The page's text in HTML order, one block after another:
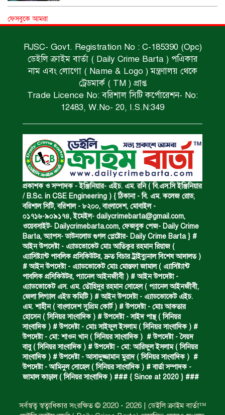
সড়ক দুর্ঘটনায় বাসচাপায় মৃত্যুর ঘটনা।
বিজিবি’র অভিযানে ইয়াবা জব্দ।
অপহৃত রোহিঙ্গা উদ্ধার।
পানিতে ডুবে এক ছাত্রের মৃত্যু।
ঝুলন্ত মরদেহ উদ্ধার।
অবৈধ ঘের নির্মাণে আটক।
একজন সড়ক দুর্ঘটনায় নিহত ও দুইজন আহত।
ডাকাত দলের সদস্য গ্রেফতার।
ঝুলন্ত মরদেহ উদ্ধার।
ফেসবুকে আমরা
RJSC- Govt. Registration No : C-185390 (Opc)
ডেইলি ক্রাইম বার্তা ( Daily Crime Barta ) পএিকার
নাম এবং লোগো ( Name & Logo ) মন্ত্রণালয় থেকে
ট্রেডমার্ক ( TM ) প্রাপ্ত
Trade Licence No: বরিশাল সিটি কর্পোরেশন- No:
12483, W.No- 20, I.S.N:349
প্রকাশক ও সম্পাদক - ইঞ্জিনিয়ার- এইচ. এম. রনি ( বি.এস.সি ইঞ্জিনিয়ার
/ B.Sc. in CSE Engineering ) { ঠিকানা - বি. এম. কলেজ রোড,
বরিশাল সিটি, বরিশাল - ৮২০০, বাংলাদেশ, মোবাইল -
০১৭১৬-৯০৯১৭৪, ইমেইল- dailycrimebarta@gmail.com,
ওয়েবসাইট- Dailycrimebarta.com, ফেজবুক পেজ- Daily Crime
Barta, অ‍্যাপস- ডাউনলোড গুগল প্লেষ্টোর- Daily Crime Barta } #
আইন উপদেষ্টা - এ্যাডভোকেট মোঃ আতিকুর রহমান রিয়াজ (
এ‍্যাসিষ্ট‍্যান্ট পাবলিক প্রসিকিউটর, দ্রুত বিচার ট্রাইব্যুনাল বিশেষ আদালত )
# আইন উপদেষ্টা - এ্যাডভোকেট মোঃ মোস্তফা জামাল ( এ‍্যাসিষ্ট‍্যান্ট
পাবলিক প্রসিকিউটর, প‍্যানেল আইনজীবী ) # আইন উপদেষ্টা -
এ্যাডভোকেট এস. এম. তৌহিদুর রহমান সোহেল ( প‍্যানেল আইনজীবী,
জেলা লিগ্যাল এইড কমিটি ) # আইন উপদেষ্টা - এ্যাডভোকেট এইচ.
এম. শাহীন ( বাংলাদেশ সুপ্রিম কোর্ট ) # উপদেষ্টা - মোঃ আকতার
হোসেন ( সিনিয়র সাংবাদিক ) # উপদেষ্টা - সাইদ পান্থ ( সিনিয়র
সাংবাদিক ) # উপদেষ্টা - মোঃ সাইফুল ইসলাম ( সিনিয়র সাংবাদিক ) #
উপদেষ্টা - মো: শাওন খান ( সিনিয়র সাংবাদিক ) # উপদেষ্টা - সৈয়দ
বাবু ( সিনিয়র সাংবাদিক ) # উপদেষ্টা - মো: আরিফুল ইসলাম ( সিনিয়র
সাংবাদিক ) # উপদেষ্টা - আসাদুজ্জামান মুরাদ ( সিনিয়র সাংবাদিক ) #
উপদেষ্টা - আমিনুল সোহেল ( সিনিয়র সাংবাদিক ) # বার্তা সম্পাদক -
জামাল কাড়াল ( সিনিয়র সাংবাদিক ) ### { Since at 2020 } ###
সর্বস্বত্ব স্বত্বাধিকার সংরক্ষিত © 2020 - 2026 | ডেইলি ক্রাইম বার্তা™